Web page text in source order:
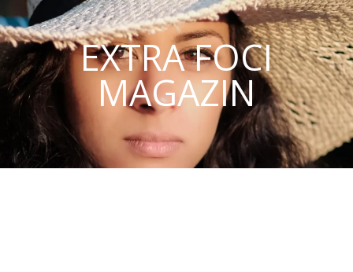
EXTRA FOCI
MAGAZIN